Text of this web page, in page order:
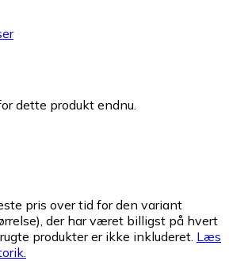
dette produkt endnu.
pris over tid for den variant
der har været billigst på hvert
produkter er ikke inkluderet. Læs